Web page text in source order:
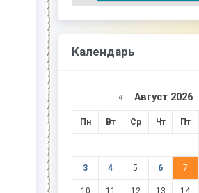
Календарь
« Август 2026
Пн Вт Ср Чт Пт
3 4 5 6 7
10 11 12 13 14